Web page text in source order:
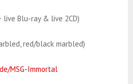
live Blu-ray & live 2CD)
red/black marbled)
MSG-Immortal